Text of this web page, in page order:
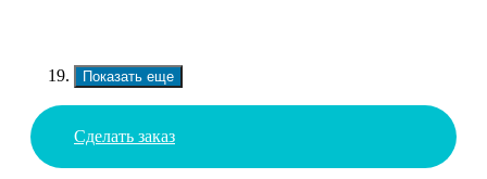
Показать еще
Сделать заказ